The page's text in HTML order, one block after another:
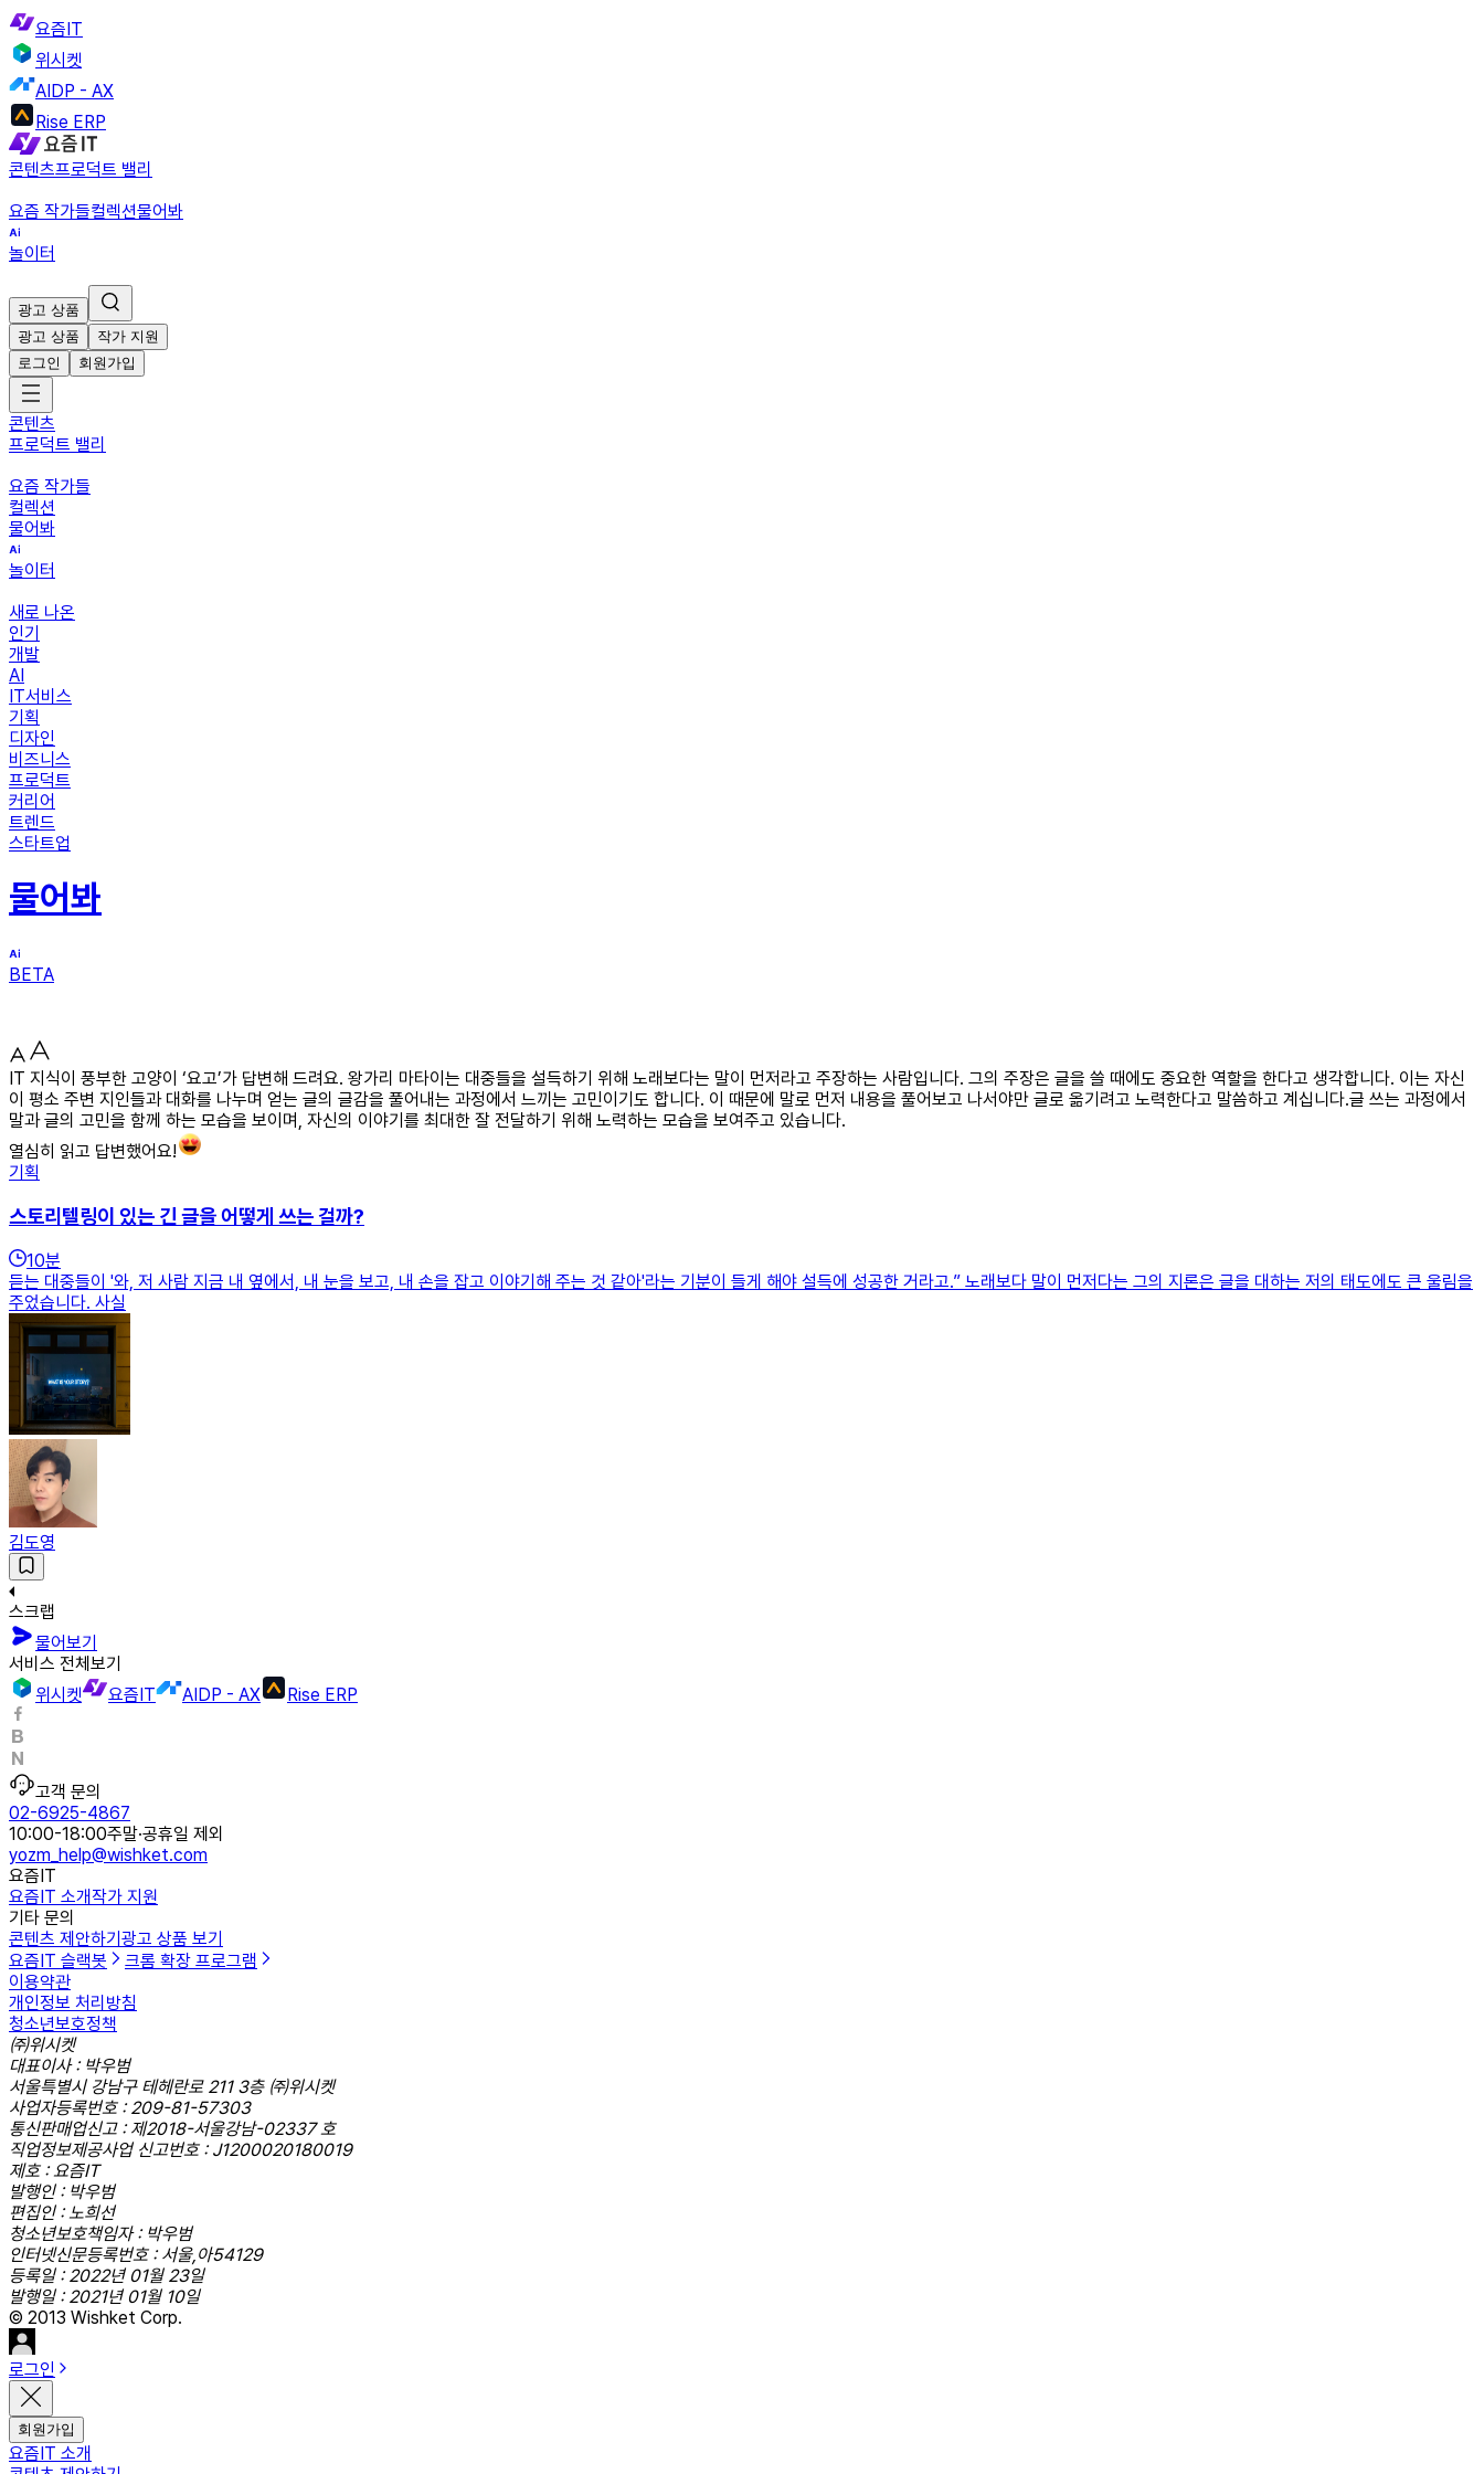
요즘IT
위시켓
AIDP - AX
Rise ERP
콘텐츠프로덕트 밸리
요즘 작가들컬렉션물어봐
놀이터
광고 상품
광고 상품
작가 지원
로그인
회원가입
콘텐츠
프로덕트 밸리
요즘 작가들
컬렉션
물어봐
놀이터
새로 나온
인기
개발
AI
IT서비스
기획
디자인
비즈니스
프로덕트
커리어
트렌드
스타트업
물어봐
BETA
IT 지식이 풍부한 고양이 ‘요고’가 답변해 드려요. 왕가리 마타이는 대중들을 설득하기 위해 노래보다는 말이 먼저라고 주장하는 사람입니다. 그의 주장은 글을 쓸 때에도 중요한 역할을 한다고 생각합니다. 이는 자신
이 평소 주변 지인들과 대화를 나누며 얻는 글의 글감을 풀어내는 과정에서 느끼는 고민이기도 합니다. 이 때문에 말로 먼저 내용을 풀어보고 나서야만 글로 옮기려고 노력한다고 말씀하고 계십니다.글 쓰는 과정에서
말과 글의 고민을 함께 하는 모습을 보이며, 자신의 이야기를 최대한 잘 전달하기 위해 노력하는 모습을 보여주고 있습니다.
열심히 읽고 답변했어요!
기획
스토리텔링이 있는 긴 글을 어떻게 쓰는 걸까?
10분
듣는 대중들이 '와, 저 사람 지금 내 옆에서, 내 눈을 보고, 내 손을 잡고 이야기해 주는 것 같아'라는 기분이 들게 해야 설득에 성공한 거라고.” 노래보다 말이 먼저다는 그의 지론은 글을 대하는 저의 태도에도 큰 울림을
주었습니다. 사실
김도영
스크랩
물어보기
서비스 전체보기
위시켓
요즘IT AIDP - AX Rise ERP
고객 문의
02-6925-4867
10:00-18:00주말·공휴일 제외
yozm_help@wishket.com
요즘IT
요즘IT 소개작가 지원
기타 문의
콘텐츠 제안하기 광고 상품 보기
요즘IT 슬랙봇
크롬 확장 프로그램
이용약관
개인정보 처리방침
청소년보호정책
㈜위시켓
대표이사 : 박우범
서울특별시 강남구 테헤란로 211 3층 ㈜위시켓
사업자등록번호 : 209-81-57303
통신판매업신고 : 제2018-서울강남-02337 호
직업정보제공사업 신고번호 : J1200020180019
제호 : 요즘IT
발행인 : 박우범
편집인 : 노희선
청소년보호책임자 : 박우범
인터넷신문등록번호 : 서울,아54129
등록일 : 2022년 01월 23일
발행일 : 2021년 01월 10일
© 2013 Wishket Corp.
로그인
회원가입
요즘IT 소개